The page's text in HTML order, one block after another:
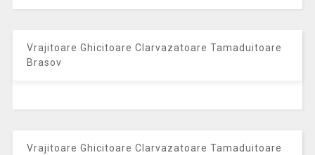
Vrajitoare Ghicitoare Clarvazatoare Tamaduitoare
Brasov
Vrajitoare Ghicitoare Clarvazatoare Tamaduitoare